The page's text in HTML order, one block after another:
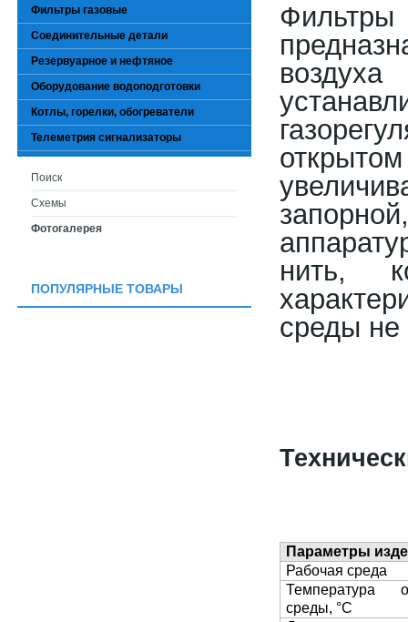
нить,
среды не
Параметры
Рабочая среда
Температура
среды, °С
Фильтры газовые
Соединительные детали
Резервуарное и нефтяное
Оборудование водоподготовки
Котлы, горелки, обогреватели
Телеметрия сигнализаторы
Поиск
Схемы
Фотогалерея
ПОПУЛЯРНЫЕ ТОВАРЫ